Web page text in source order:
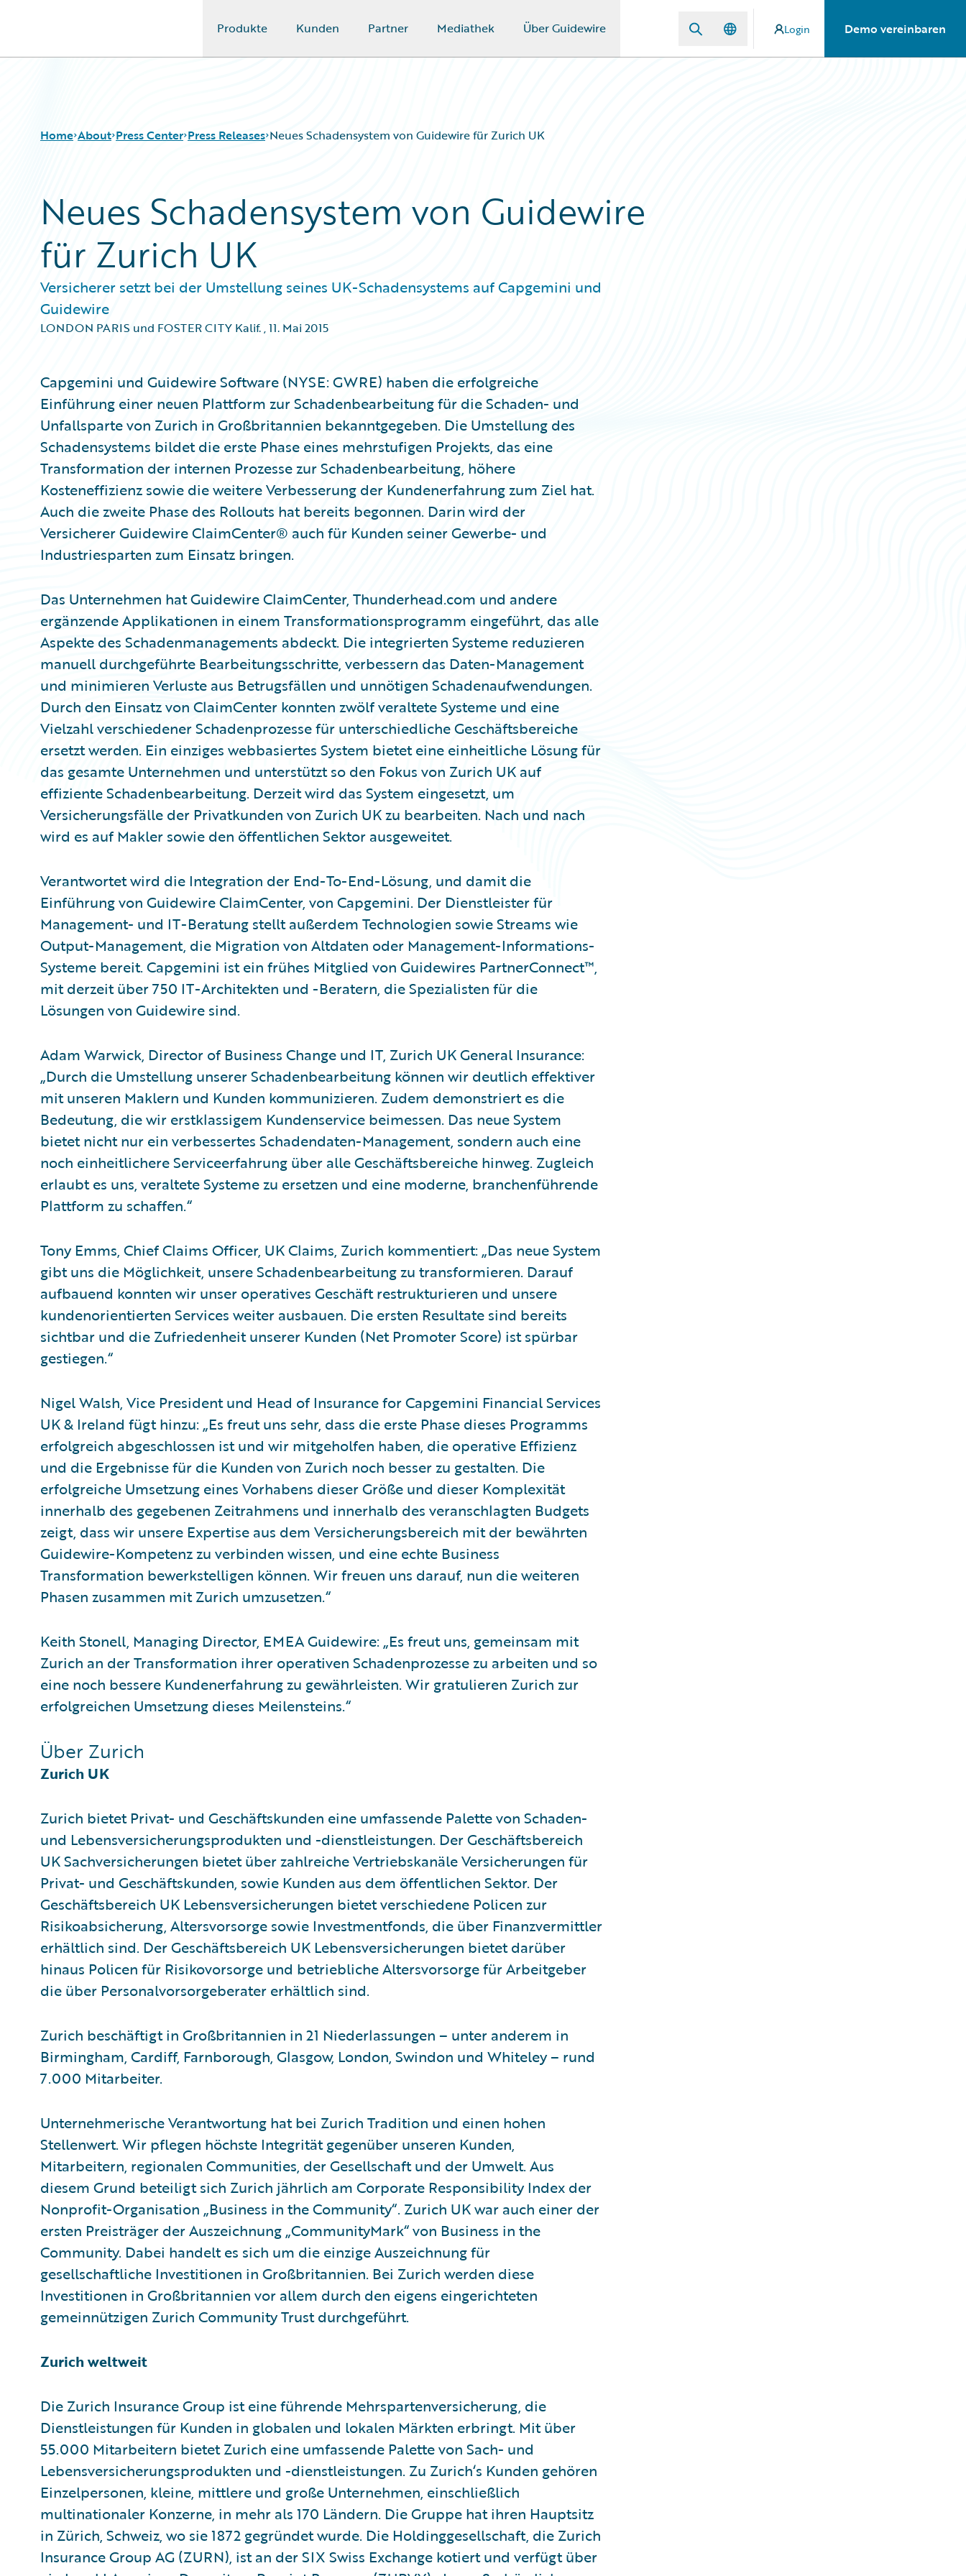
Produkte Kunden Partner Mediathek Über Guidewire Login Demo vereinbaren
Home About Press Center Press Releases Neues Schadensystem von Guidewire für Zurich UK
Neues Schadensystem von Guidewire
für Zurich UK
Versicherer setzt bei der Umstellung seines UK-Schadensystems auf Capgemini und
Guidewire
LONDON PARIS und FOSTER CITY Kalif.,11. Mai 2015
Capgemini und Guidewire Software (NYSE: GWRE) haben die erfolgreiche
Einführung einer neuen Plattform zur Schadenbearbeitung für die Schaden- und
Unfallsparte von Zurich in Großbritannien bekanntgegeben. Die Umstellung des
Schadensystems bildet die erste Phase eines mehrstufigen Projekts, das eine
Transformation der internen Prozesse zur Schadenbearbeitung, höhere
Kosteneffizienz sowie die weitere Verbesserung der Kundenerfahrung zum Ziel hat.
Auch die zweite Phase des Rollouts hat bereits begonnen. Darin wird der
Versicherer Guidewire ClaimCenter® auch für Kunden seiner Gewerbe- und
Industriesparten zum Einsatz bringen.
Das Unternehmen hat Guidewire ClaimCenter, Thunderhead.com und andere
ergänzende Applikationen in einem Transformationsprogramm eingeführt, das alle
Aspekte des Schadenmanagements abdeckt. Die integrierten Systeme reduzieren
manuell durchgeführte Bearbeitungsschritte, verbessern das Daten-Management
und minimieren Verluste aus Betrugsfällen und unnötigen Schadenaufwendungen.
Durch den Einsatz von ClaimCenter konnten zwölf veraltete Systeme und eine
Vielzahl verschiedener Schadenprozesse für unterschiedliche Geschäftsbereiche
ersetzt werden. Ein einziges webbasiertes System bietet eine einheitliche Lösung für
das gesamte Unternehmen und unterstützt so den Fokus von Zurich UK auf
effiziente Schadenbearbeitung. Derzeit wird das System eingesetzt, um
Versicherungsfälle der Privatkunden von Zurich UK zu bearbeiten. Nach und nach
wird es auf Makler sowie den öffentlichen Sektor ausgeweitet.
Verantwortet wird die Integration der End-To-End-Lösung, und damit die
Einführung von Guidewire ClaimCenter, von Capgemini. Der Dienstleister für
Management- und IT-Beratung stellt außerdem Technologien sowie Streams wie
Output-Management, die Migration von Altdaten oder Management-Informations-
Systeme bereit. Capgemini ist ein frühes Mitglied von Guidewires PartnerConnect™,
mit derzeit über 750 IT-Architekten und -Beratern, die Spezialisten für die
Lösungen von Guidewire sind.
Adam Warwick, Director of Business Change und IT, Zurich UK General Insurance:
„Durch die Umstellung unserer Schadenbearbeitung können wir deutlich effektiver
mit unseren Maklern und Kunden kommunizieren. Zudem demonstriert es die
Bedeutung, die wir erstklassigem Kundenservice beimessen. Das neue System
bietet nicht nur ein verbessertes Schadendaten-Management, sondern auch eine
noch einheitlichere Serviceerfahrung über alle Geschäftsbereiche hinweg. Zugleich
erlaubt es uns, veraltete Systeme zu ersetzen und eine moderne, branchenführende
Plattform zu schaffen.“
Tony Emms, Chief Claims Officer, UK Claims, Zurich kommentiert: „Das neue System
gibt uns die Möglichkeit, unsere Schadenbearbeitung zu transformieren. Darauf
aufbauend konnten wir unser operatives Geschäft restrukturieren und unsere
kundenorientierten Services weiter ausbauen. Die ersten Resultate sind bereits
sichtbar und die Zufriedenheit unserer Kunden (Net Promoter Score) ist spürbar
gestiegen.“
Nigel Walsh, Vice President und Head of Insurance for Capgemini Financial Services
UK & Ireland fügt hinzu: „Es freut uns sehr, dass die erste Phase dieses Programms
erfolgreich abgeschlossen ist und wir mitgeholfen haben, die operative Effizienz
und die Ergebnisse für die Kunden von Zurich noch besser zu gestalten. Die
erfolgreiche Umsetzung eines Vorhabens dieser Größe und dieser Komplexität
innerhalb des gegebenen Zeitrahmens und innerhalb des veranschlagten Budgets
zeigt, dass wir unsere Expertise aus dem Versicherungsbereich mit der bewährten
Guidewire-Kompetenz zu verbinden wissen, und eine echte Business
Transformation bewerkstelligen können. Wir freuen uns darauf, nun die weiteren
Phasen zusammen mit Zurich umzusetzen.“
Keith Stonell, Managing Director, EMEA Guidewire: „Es freut uns, gemeinsam mit
Zurich an der Transformation ihrer operativen Schadenprozesse zu arbeiten und so
eine noch bessere Kundenerfahrung zu gewährleisten. Wir gratulieren Zurich zur
erfolgreichen Umsetzung dieses Meilensteins.“
Über Zurich
Zurich UK
Zurich bietet Privat- und Geschäftskunden eine umfassende Palette von Schaden-
und Lebensversicherungsprodukten und -dienstleistungen. Der Geschäftsbereich
UK Sachversicherungen bietet über zahlreiche Vertriebskanäle Versicherungen für
Privat- und Geschäftskunden, sowie Kunden aus dem öffentlichen Sektor. Der
Geschäftsbereich UK Lebensversicherungen bietet verschiedene Policen zur
Risikoabsicherung, Altersvorsorge sowie Investmentfonds, die über Finanzvermittler
erhältlich sind. Der Geschäftsbereich UK Lebensversicherungen bietet darüber
hinaus Policen für Risikovorsorge und betriebliche Altersvorsorge für Arbeitgeber
die über Personalvorsorgeberater erhältlich sind.
Zurich beschäftigt in Großbritannien in 21 Niederlassungen – unter anderem in
Birmingham, Cardiff, Farnborough, Glasgow, London, Swindon und Whiteley – rund
7.000 Mitarbeiter.
Unternehmerische Verantwortung hat bei Zurich Tradition und einen hohen
Stellenwert. Wir pflegen höchste Integrität gegenüber unseren Kunden,
Mitarbeitern, regionalen Communities, der Gesellschaft und der Umwelt. Aus
diesem Grund beteiligt sich Zurich jährlich am Corporate Responsibility Index der
Nonprofit-Organisation „Business in the Community“. Zurich UK war auch einer der
ersten Preisträger der Auszeichnung „CommunityMark“ von Business in the
Community. Dabei handelt es sich um die einzige Auszeichnung für
gesellschaftliche Investitionen in Großbritannien. Bei Zurich werden diese
Investitionen in Großbritannien vor allem durch den eigens eingerichteten
gemeinnützigen Zurich Community Trust durchgeführt.
Zurich weltweit
Die Zurich Insurance Group ist eine führende Mehrspartenversicherung, die
Dienstleistungen für Kunden in globalen und lokalen Märkten erbringt. Mit über
55.000 Mitarbeitern bietet Zurich eine umfassende Palette von Sach- und
Lebensversicherungsprodukten und -dienstleistungen. Zu Zurich‘s Kunden gehören
Einzelpersonen, kleine, mittlere und große Unternehmen, einschließlich
multinationaler Konzerne, in mehr als 170 Ländern. Die Gruppe hat ihren Hauptsitz
in Zürich, Schweiz, wo sie 1872 gegründet wurde. Die Holdinggesellschaft, die Zurich
Insurance Group AG (ZURN), ist an der SIX Swiss Exchange kotiert und verfügt über